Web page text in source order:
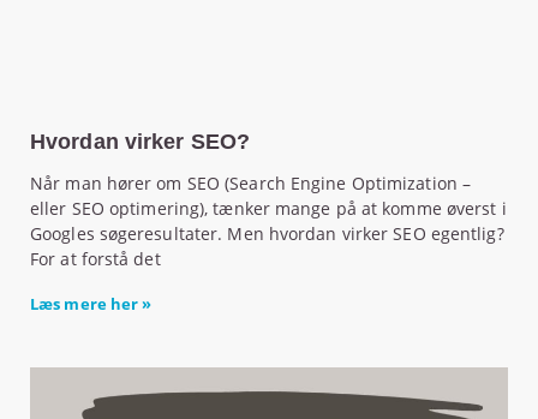
Hvordan virker SEO?
Når man hører om SEO (Search Engine Optimization –
eller SEO optimering), tænker mange på at komme øverst i
Googles søgeresultater. Men hvordan virker SEO egentlig?
For at forstå det
Læs mere her »